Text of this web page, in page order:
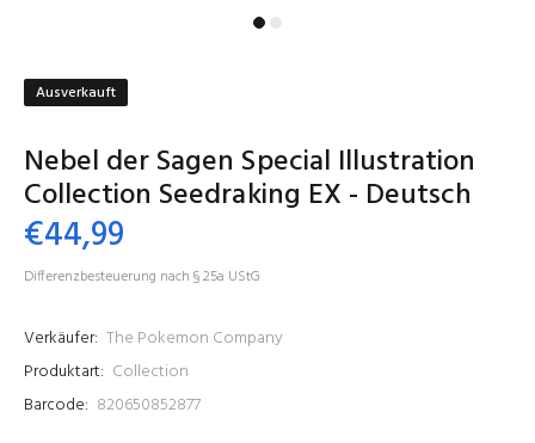
Ausverkauft
Nebel der Sagen Special Illustration
Collection Seedraking EX - Deutsch
€44,99
Differenzbesteuerung nach § 25a UStG
Verkäufer: The Pokemon Company
Produktart: Collection
Barcode: 820650852877